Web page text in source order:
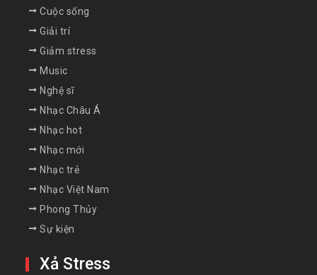
Cuộc sống
Giải trí
Giảm stress
Music
Nghệ sĩ
Nhạc Châu Á
Nhạc hot
Nhạc mới
Nhạc trẻ
Nhạc Việt Nam
Phong Thủy
Sự kiện
Xả Stress